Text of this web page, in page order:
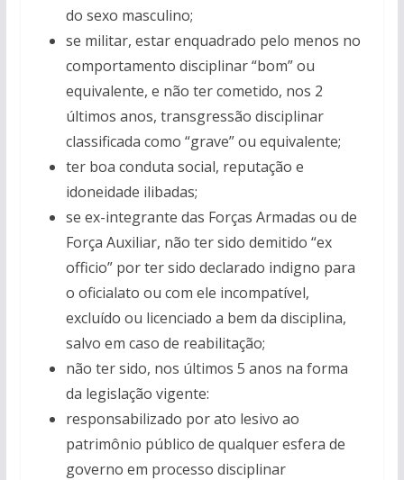
do sexo masculino;
se militar, estar enquadrado pelo menos no
comportamento disciplinar “bom” ou
equivalente, e não ter cometido, nos 2
últimos anos, transgressão disciplinar
classificada como “grave” ou equivalente;
ter boa conduta social, reputação e
idoneidade ilibadas;
se ex-integrante das Forças Armadas ou de
Força Auxiliar, não ter sido demitido “ex
officio” por ter sido declarado indigno para
o oficialato ou com ele incompatível,
excluído ou licenciado a bem da disciplina,
salvo em caso de reabilitação;
não ter sido, nos últimos 5 anos na forma
da legislação vigente:
responsabilizado por ato lesivo ao
patrimônio público de qualquer esfera de
governo em processo disciplinar